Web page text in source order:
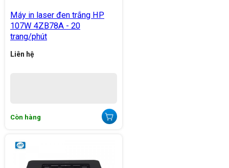
Máy in laser đen trắng HP
107W 4ZB78A - 20
trang/phút
Liên hệ
Còn hàng